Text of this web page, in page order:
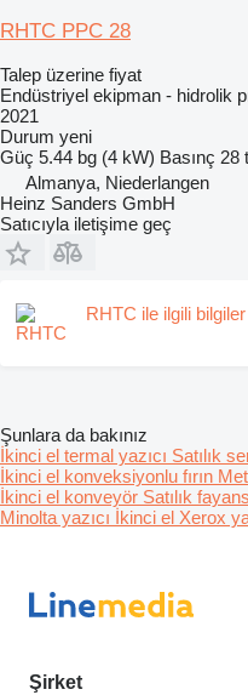
RHTC PPC 28
Talep üzerine fiyat
Endüstriyel ekipman - hidrolik
2021
Durum yeni
Güç 5.44 bg (4 kW) Basınç 28 t
Almanya, Niederlangen
Heinz Sanders GmbH
Satıcıyla iletişime geç
RHTC ile ilgili bilgiler
Şunlara da bakınız
İkinci el termal yazıcı Satılık
İkinci el konveksiyonlu fırın
İkinci el konveyör Satılık
Minolta yazıcı İkinci el Xerox
Şirket